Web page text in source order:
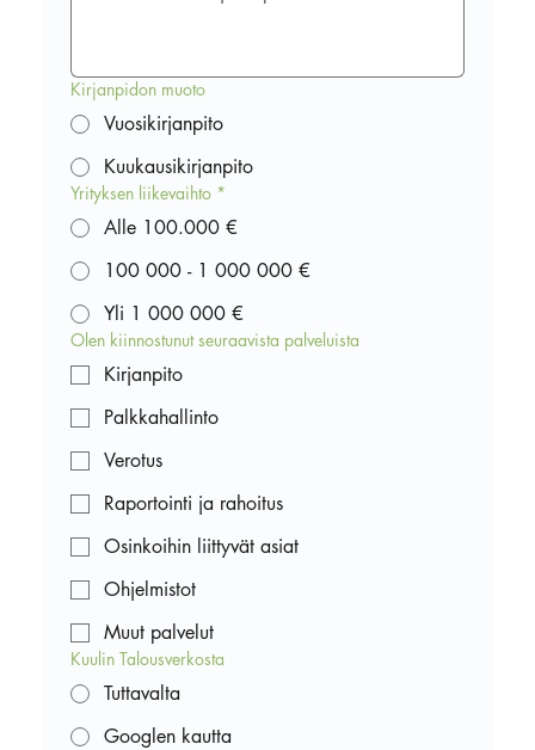
Kirjanpidon muoto
Vuosikirjanpito
Kuukausikirjanpito
Yrityksen liikevaihto *
Alle 100.000 €
100 000 - 1 000 000 €
Yli 1 000 000 €
Olen kiinnostunut seuraavista palveluista
Kirjanpito
Palkkahallinto
Verotus
Raportointi ja rahoitus
Osinkoihin liittyvät asiat
Ohjelmistot
Muut palvelut
Kuulin Talousverkosta
Tuttavalta
Googlen kautta